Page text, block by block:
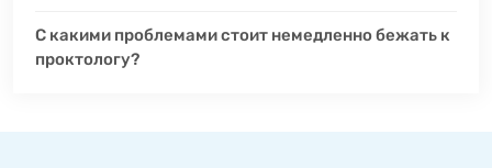
С какими проблемами стоит немедленно бежать к
проктологу?